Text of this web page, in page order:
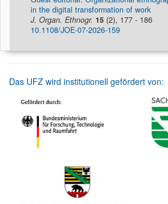
in the digital transformation of work
J. Organ. Ethnogr. 15 (2), 177 - 186
10.1108/JOE-07-2026-159
Das UFZ wird institutionell gefördert von: